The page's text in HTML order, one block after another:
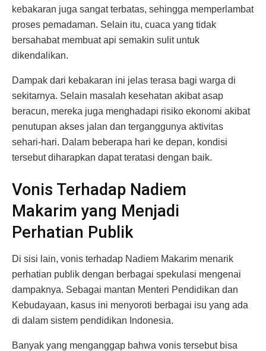
kebakaran juga sangat terbatas, sehingga memperlambat
proses pemadaman. Selain itu, cuaca yang tidak
bersahabat membuat api semakin sulit untuk
dikendalikan.
Dampak dari kebakaran ini jelas terasa bagi warga di
sekitarnya. Selain masalah kesehatan akibat asap
beracun, mereka juga menghadapi risiko ekonomi akibat
penutupan akses jalan dan terganggunya aktivitas
sehari-hari. Dalam beberapa hari ke depan, kondisi
tersebut diharapkan dapat teratasi dengan baik.
Vonis Terhadap Nadiem
Makarim yang Menjadi
Perhatian Publik
Di sisi lain, vonis terhadap Nadiem Makarim menarik
perhatian publik dengan berbagai spekulasi mengenai
dampaknya. Sebagai mantan Menteri Pendidikan dan
Kebudayaan, kasus ini menyoroti berbagai isu yang ada
di dalam sistem pendidikan Indonesia.
Banyak yang menganggap bahwa vonis tersebut bisa